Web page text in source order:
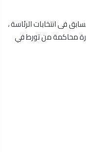
فى انتخابات الرئاسة ،
محاكمة من تورط في